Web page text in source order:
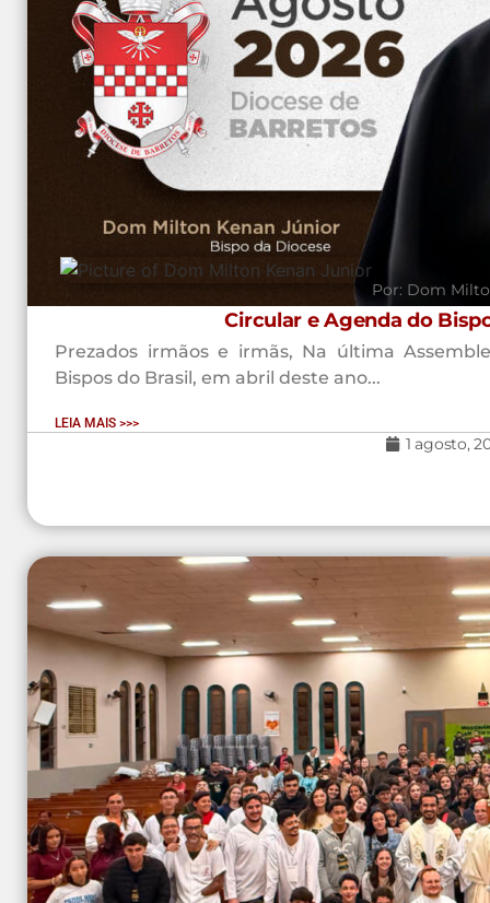
Por: Dom
Circular e Agenda do
Prezados irmãos e irmãs, Na última
Bispos do Brasil, em abril deste ano...
LEIA MAIS >>>
1 agosto,